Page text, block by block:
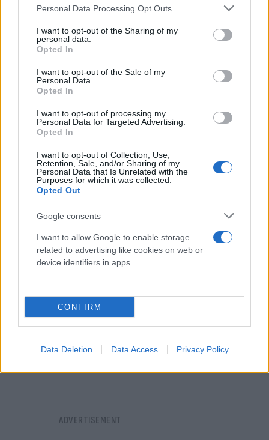
Please note that this website/app uses one or more Google
not limited to your visit or usage behaviour. You may click to
grant or deny consent to Google and its third-party tags to
use your data for below specified purposes in below Google
consent section.
Personal Data Processing Opt Outs
I want to opt-out of the Sharing of my
personal data.
Opted In
I want to opt-out of the Sale of my
Personal Data.
Opted In
I want to opt-out of processing my
Personal Data for Targeted Advertising.
Opted In
I want to opt-out of Collection, Use,
Retention, Sale, and/or Sharing of my
Personal Data that Is Unrelated with the
Purposes for which it was collected.
Opted Out
Google consents
I want to allow Google to enable storage
related to advertising like cookies on web or
device identifiers in apps.
CONFIRM
Data Deletion Data Access Privacy Policy
εναερίων μέσων στις πλημμυρισμένες περιοχές και
ειδικά στην Ανατολική Θεσσαλία τα φαινόμενα θα
επιμείνουν μέχρι αργά το απόγευμα».
Επιπλέον επισήμανε ότι το Κέντρο Επιχειρήσεων
του Πυροσβεστικού Σώματος από την Τρίτη στις
07.00 το πρωί έως τώρα έχει λάβει 4.870 κλήσεις
κυρίως για αντλήσεις υδάτων, κοπές δέντρων,
σημεία και προσέθεσε ότι η άντληση υδάτων
πραγματοποιείται μόνο στις περιπτώσεις που αυτό
είναι εφικτό και μέχρι στιγμής ενέργειες έχουν
γίνει σε περισσότερες από 1600 περιπτώσεις.